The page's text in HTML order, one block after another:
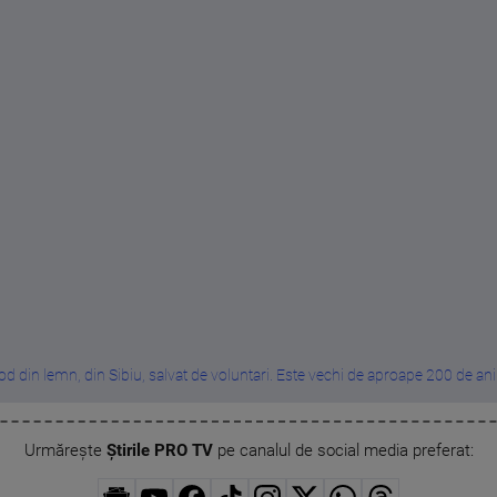
din lemn, din Sibiu, salvat de voluntari. Este vechi de aproape 200 de ani
Urmărește Știrile PRO TVpe canalul de social media preferat: